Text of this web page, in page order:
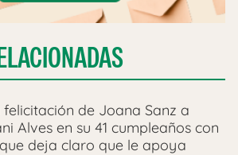
felicitación de Joana Sanz a
Alves en su 41 cumpleaños con
deja claro que le apoya